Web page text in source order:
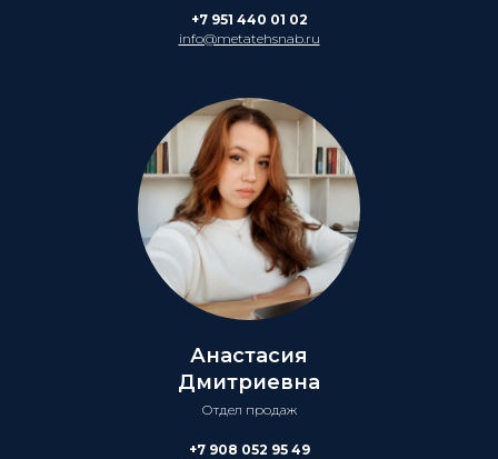
+7 951 440 01 02
info@metatehsnab.ru
Анастасия
Дмитриевна
Отдел продаж
+7 908 052 95 49